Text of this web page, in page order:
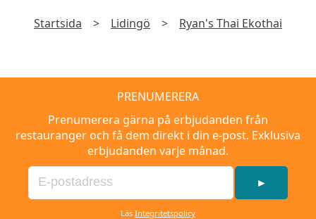
Startsida > Lidingö > Ryan's Thai Ekothai
PRENUMERERA
Prenumerera gärna på erbjudanden från
restauranger och få dem direkt i din e-post. Exklusiva
erbjudanden varje månad.
►
Läs Integritetspolicy